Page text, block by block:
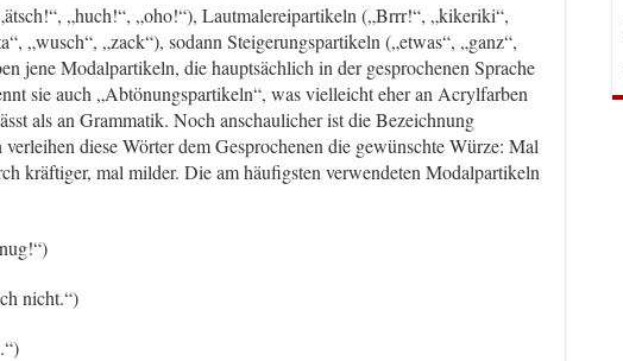
„huch!“, „oho!“), Lautmalereipartikeln („Brrr!“, „kikeriki“,
„wusch“, „zack“), sodann Steigerungspartikeln („etwas“, „ganz“,
jene Modalpartikeln, die hauptsächlich in der gesprochenen Sprache
sie auch „Abtönungspartikeln“, was vielleicht eher an Acrylfarben
als an Grammatik. Noch anschaulicher ist die Bezeichnung
diese Wörter dem Gesprochenen die gewünschte Würze: Mal
kräftiger, mal milder. Die am häufigsten verwendeten Modalpartikeln
nicht.“)